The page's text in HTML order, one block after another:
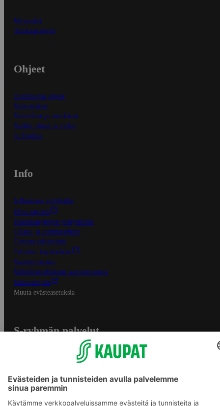
Myymälät
Asiakaspalvelu
Ohjeet
Ensitilaajan ohjeet
Näin maksat
Näin tilaat ja muokkaat
Kaikki ohjeet ja vinkit
In English
Info
S-Business yrityksille
Oiva-raportit
Osuuskauppojen yhteystiedot
Tilaus- ja toimitusehdot
Tietosuojakäytäntö
Palvelun käyttöehdot
Saavutettavuus
Mobiilisovelluksen saavutettavuus
Mainostajalle
Muuta evästeasetuksia
S-ryhmän palvelut
Yhteishyvä Ruoka -sovellus
S-ostoslista -sovellus
Prisma.fi